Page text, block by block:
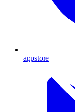
appstore